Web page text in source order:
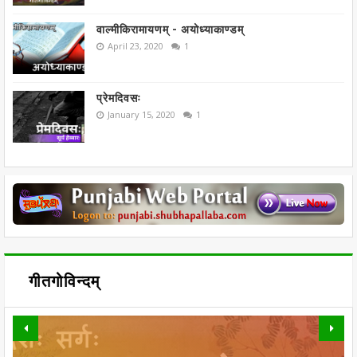
वाल्मीकिरामायणम् - अयोध्याकाण्डम्
April 23, 2020 1
प्रेमदिवसः
January 15, 2020 1
गीतगोविन्दम्